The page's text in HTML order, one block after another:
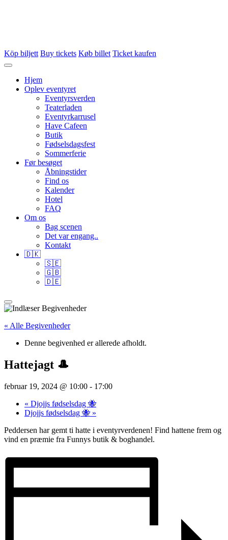
Köp biljett Buy tickets Køb billet Ticket kaufen
Hjem
Oplev eventyret
Eventyrsverden
Teaterladen
Eventyrkarrusel
Have Cafeen
Butik
Fødselsdagsfest
Sommerferie
Før besøget
Åbningstider
Find os
Kalender
Hotel
FAQ
Om os
Bag scenen
Det var engang..
Kontakt
🇩🇰
🇸🇪
🇬🇧
🇩🇪
« Alle Begivenheder
Denne begivenhed er allerede afholdt.
Hattejagt 🎩
februar 19, 2024 @ 10:00 - 17:00
« Djojjs fødselsdag 🐝
Djojjs fødselsdag 🐝 »
Peddersen har gemt ti hatte i eventyrverdenen! Find hattene frem og
vind en præmie fra Funnys butik & boghandel.